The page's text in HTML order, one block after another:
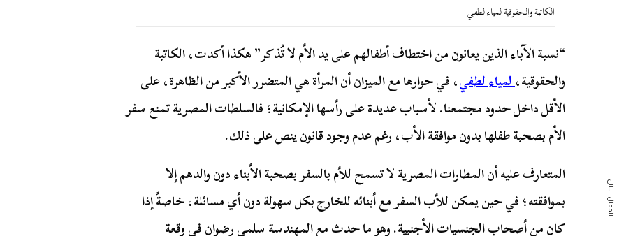
الكاتبة والحقوقية لمياء لطفي
“نسبة الآباء الذين يعانون من اختطاف أطفالهم على يد الأم لا تُذكر” هكذا أكدت، الكاتبة
والحقوقية،لمياء لطفي، في حوارها مع الميزان أن المرأة هي المتضرر الأكبر من الظاهرة، على
الأقل داخل حدود مجتمعنا. لأسباب عديدة على رأسها الإمكانية؛ فالسلطات المصرية تمنع سفر
الأم بصحبة طفلها بدون موافقةالأب، رغم عدم وجود قانون ينص على ذلك.
المتعارف عليه أن المطارات المصرية لا تسمح للأم بالسفر بصحبة الأبناء دون والدهم إلا
بموافقته؛ في حين يمكن للأب السفر مع أبنائه للخارج بكل سهولة دون أي مسائلة، خاصةً إذا
كان من أصحاب الجنسيات الأجنبية. وهو ما حدث مع المهندسة سلمى رضوان في وقعة
المقال التالي